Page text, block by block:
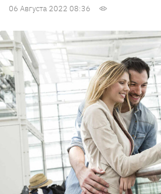
06 Августа 2022 08:36